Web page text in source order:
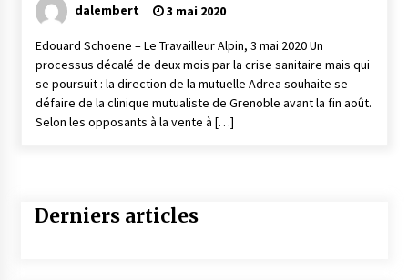
dalembert 3 mai 2020
Edouard Schoene – Le Travailleur Alpin, 3 mai 2020 Un
processus décalé de deux mois par la crise sanitaire mais qui
se poursuit : la direction de la mutuelle Adrea souhaite se
défaire de la clinique mutualiste de Grenoble avant la fin août.
Selon les opposants à la vente à […]
Derniers articles